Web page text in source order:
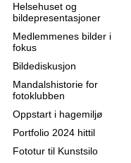
Helsehuset og
bildepresentasjoner
Medlemmenes bilder i
fokus
Bildediskusjon
Mandalshistorie for
fotoklubben
Oppstart i hagemiljø
Portfolio 2024 hittil
Fototur til Kunstsilo